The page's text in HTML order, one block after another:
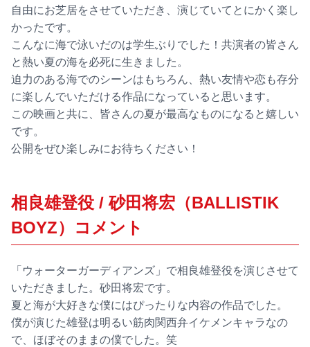
自由にお芝居をさせていただき、演じていてとにかく楽し
かったです。
こんなに海で泳いだのは学生ぶりでした！共演者の皆さん
と熱い夏の海を必死に生きました。
迫力のある海でのシーンはもちろん、熱い友情や恋も存分
に楽しんでいただける作品になっていると思います。
この映画と共に、皆さんの夏が最高なものになると嬉しい
です。
公開をぜひ楽しみにお待ちください！
相良雄登役 / 砂田将宏（BALLISTIK
BOYZ）コメント
「ウォーターガーディアンズ」で相良雄登役を演じさせて
いただきました。砂田将宏です。
夏と海が大好きな僕にはぴったりな内容の作品でした。
僕が演じた雄登は明るい筋肉関西弁イケメンキャラなの
で、ほぼそのままの僕でした。笑